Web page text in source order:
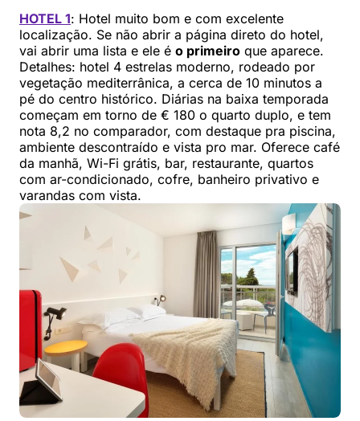
HOTEL 1: Hotel muito bom e com excelente
localização. Se não abrir a página direto do hotel,
vai abrir uma lista e ele é o primeiro que aparece.
Detalhes: hotel 4 estrelas moderno, rodeado por
vegetação mediterrânica, a cerca de 10 minutos a
pé do centro histórico. Diárias na baixa temporada
começam em torno de € 180 o quarto duplo, e tem
nota 8,2 no comparador, com destaque pra piscina,
ambiente descontraído e vista pro mar. Oferece café
da manhã, Wi-Fi grátis, bar, restaurante, quartos
com ar-condicionado, cofre, banheiro privativo e
varandas com vista.